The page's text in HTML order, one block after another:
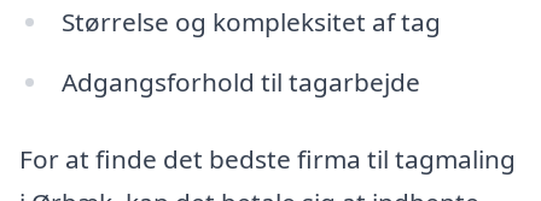
Størrelse og kompleksitet af tag
Adgangsforhold til tagarbejde
For at finde det bedste firma til tagmaling